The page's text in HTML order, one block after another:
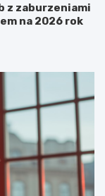
z zaburzeniami
na 2026 rok